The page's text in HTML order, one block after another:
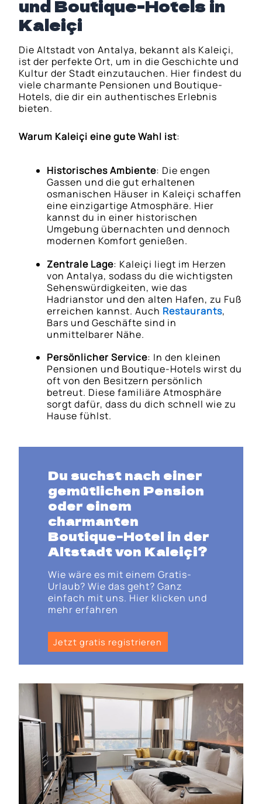
und Boutique-Hotels in
Kaleiçi
Die Altstadt von Antalya, bekannt als Kaleiçi,
ist der perfekte Ort, um in die Geschichte und
Kultur der Stadt einzutauchen. Hier findest du
viele charmante Pensionen und Boutique-
Hotels, die dir ein authentisches Erlebnis
bieten.
Warum Kaleiçi eine gute Wahl ist:
Historisches Ambiente: Die engen
Gassen und die gut erhaltenen
osmanischen Häuser in Kaleiçi schaffen
eine einzigartige Atmosphäre. Hier
kannst du in einer historischen
Umgebung übernachten und dennoch
modernen Komfort genießen.
Zentrale Lage: Kaleiçi liegt im Herzen
von Antalya, sodass du die wichtigsten
Sehenswürdigkeiten, wie das
Hadrianstor und den alten Hafen, zu Fuß
erreichen kannst. Auch Restaurants,
Bars und Geschäfte sind in
unmittelbarer Nähe.
Persönlicher Service: In den kleinen
Pensionen und Boutique-Hotels wirst du
oft von den Besitzern persönlich
betreut. Diese familiäre Atmosphäre
sorgt dafür, dass du dich schnell wie zu
Hause fühlst.
Du suchst nach einer
gemütlichen Pension
oder einem
charmanten
Boutique-Hotel in der
Altstadt von Kaleiçi?
Wie wäre es mit einem Gratis-
Urlaub? Wie das geht? Ganz
einfach mit uns. Hier klicken und
mehr erfahren
Jetzt gratis registrieren